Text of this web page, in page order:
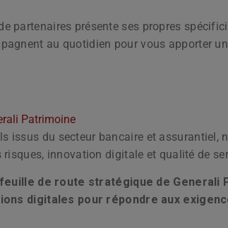
partenaires présente ses propres
au quotidien pour vous apporter
Patrimoine
issus du secteur bancaire et
innovation digitale et qualité de
de route stratégique de
digitales pour répondre aux